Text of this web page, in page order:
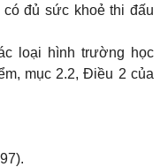
đủ sức khoẻ thi đấu
loại hình trường học
mục 2.2, Điều 2 của